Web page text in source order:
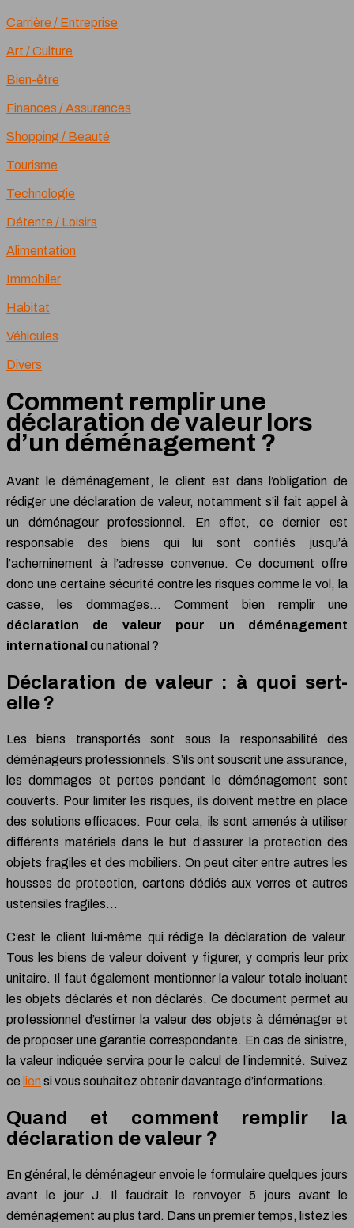
Carrière / Entreprise
Art / Culture
Bien-être
Finances / Assurances
Shopping / Beauté
Tourisme
Technologie
Détente / Loisirs
Alimentation
Immobiler
Habitat
Véhicules
Divers
Comment remplir une
déclaration de valeur lors
d’un déménagement ?
Avant le déménagement, le client est dans l’obligation de
rédiger une déclaration de valeur, notamment s’il fait appel à
un déménageur professionnel. En effet, ce dernier est
responsable des biens qui lui sont confiés jusqu’à
l’acheminement à l’adresse convenue. Ce document offre
donc une certaine sécurité contre les risques comme le vol, la
casse, les dommages… Comment bien remplir une
déclaration de valeur pour un déménagement
international ou national ?
Déclaration de valeur : à quoi sert-
elle ?
Les biens transportés sont sous la responsabilité des
déménageurs professionnels. S’ils ont souscrit une assurance,
les dommages et pertes pendant le déménagement sont
couverts. Pour limiter les risques, ils doivent mettre en place
des solutions efficaces. Pour cela, ils sont amenés à utiliser
différents matériels dans le but d’assurer la protection des
objets fragiles et des mobiliers. On peut citer entre autres les
housses de protection, cartons dédiés aux verres et autres
ustensiles fragiles…
C’est le client lui-même qui rédige la déclaration de valeur.
Tous les biens de valeur doivent y figurer, y compris leur prix
unitaire. Il faut également mentionner la valeur totale incluant
les objets déclarés et non déclarés. Ce document permet au
professionnel d’estimer la valeur des objets à déménager et
de proposer une garantie correspondante. En cas de sinistre,
la valeur indiquée servira pour le calcul de l’indemnité. Suivez
ce lien si vous souhaitez obtenir davantage d’informations.
Quand et comment remplir la
déclaration de valeur ?
En général, le déménageur envoie le formulaire quelques jours
avant le jour J. Il faudrait le renvoyer 5 jours avant le
déménagement au plus tard. Dans un premier temps, listez les